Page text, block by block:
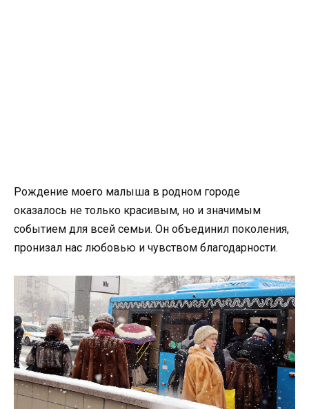
Рождение моего малыша в родном городе
оказалось не только красивым, но и значимым
событием для всей семьи. Он объединил поколения,
пронизал нас любовью и чувством благодарности.